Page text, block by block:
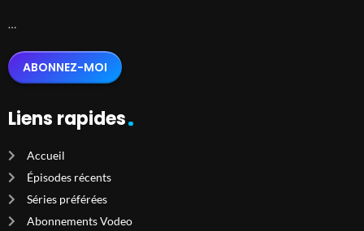
…
ABONNEZ-MOI
Liens rapides
Accueil
Épisodes récents
Séries préférées
Abonnements Vodeo